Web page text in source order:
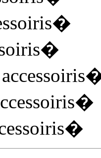
�
�
�
�